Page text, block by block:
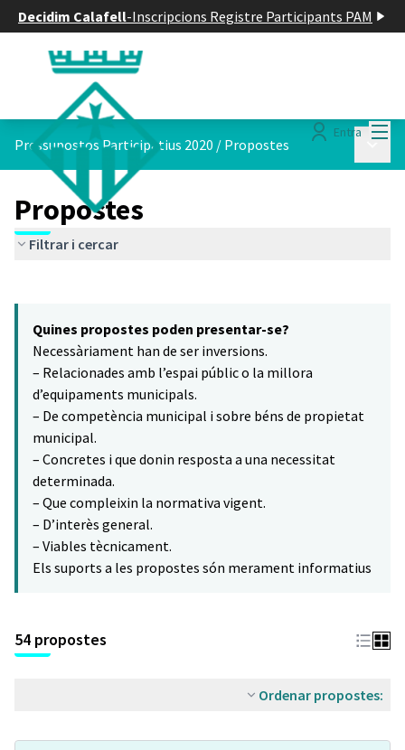
Decidim Calafell-Inscripcions Registre Participants PAM
Entra
Pressupostos Participatius 2020 / Propostes
Propostes
Filtrar i cercar
−
Quines propostes poden presentar-se?
Necessàriament han de ser inversions.
– Relacionades amb l’espai públic o la millora
d’equipaments municipals.
– De competència municipal i sobre béns de propietat
municipal.
– Concretes i que donin resposta a una necessitat
determinada.
– Que compleixin la normativa vigent.
– D’interès general.
– Viables tècnicament.
Els suports a les propostes són merament informatius
54 propostes
Ordenar propostes: